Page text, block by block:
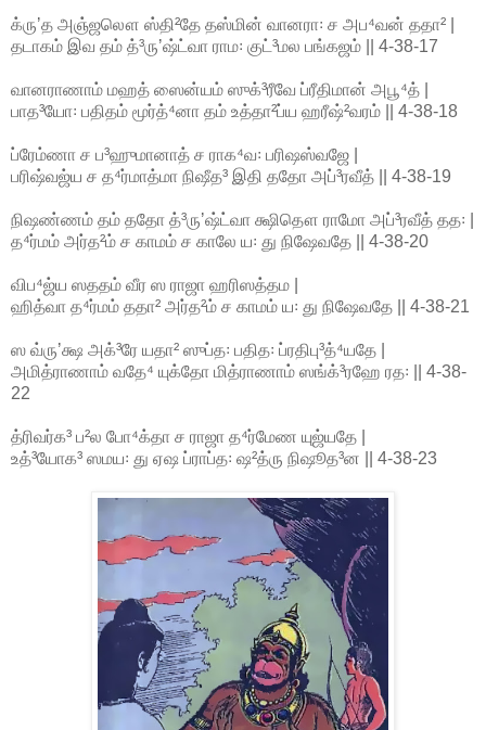
க்ருʼத அஞ்ஜலௌ ஸ்தி²தே தஸ்மின் வானரா꞉ ச அப⁴வன் ததா² |
தடாகம் இவ தம் த்³ருʼஷ்ட்வா ராம꞉ குட்³மல பங்கஜம் || 4-38-17
வானராணாம் மஹத் ஸைன்யம் ஸுக்³ரீவே ப்ரீதிமான் அபூ⁴த் |
பாத³யோ꞉ பதிதம் மூர்த்⁴னா தம் உத்தா²ப்ய ஹரீஷ்²வரம் || 4-38-18
ப்ரேம்ணா ச ப³ஹுமானாத் ச ராக⁴வ꞉ பரிஷஸ்வஜே |
பரிஷ்வஜ்ய ச த⁴ர்மாத்மா நிஷீத³ இதி ததோ அப்³ரவீத் || 4-38-19
நிஷண்ணம் தம் ததோ த்³ருʼஷ்ட்வா க்ஷிதௌ ராமோ அப்³ரவீத் தத꞉ |
த⁴ர்மம் அர்த²ம் ச காமம் ச காலே ய꞉ து நிஷேவதே || 4-38-20
விப⁴ஜ்ய ஸததம் வீர ஸ ராஜா ஹரிஸத்தம |
ஹித்வா த⁴ர்மம் ததா² அர்த²ம் ச காமம் ய꞉ து நிஷேவதே || 4-38-21
ஸ வ்ருʼக்ஷ அக்³ரே யதா² ஸுப்த꞉ பதித꞉ ப்ரதிபு³த்⁴யதே |
அமித்ராணாம் வதே⁴ யுக்தோ மித்ராணாம் ஸங்க்³ரஹே ரத꞉ || 4-38-
22
த்ரிவர்க³ ப²ல போ⁴க்தா ச ராஜா த⁴ர்மேண யுஜ்யதே |
உத்³யோக³ ஸமய꞉ து ஏஷ ப்ராப்த꞉ ஷ²த்ரு நிஷூத³ன || 4-38-23